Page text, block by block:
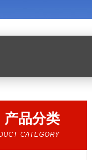
产品分类
CATEGORY